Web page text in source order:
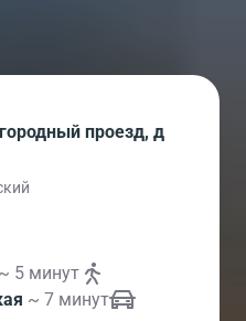
проезд, д
~ 5 минут
~ 7 минут